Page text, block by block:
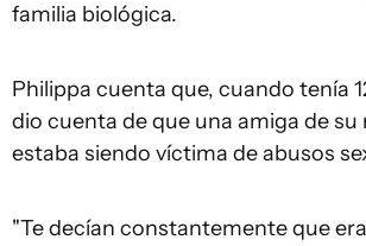
familia biológica.
Philippa cuenta que, cuando tenía
dio cuenta de que una amiga de su
estaba siendo víctima de abusos
"Te decían constantemente que